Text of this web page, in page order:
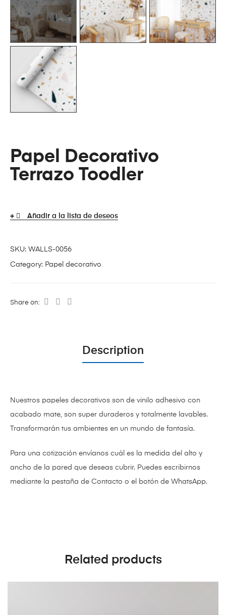
Papel Decorativo
Terrazo Toodler
Añadir a la lista de deseos
SKU: WALLS-0056
Category: Papel decorativo
Share on:
Description
Nuestros papeles decorativos son de vinilo adhesivo con
acabado mate, son super duraderos y totalmente lavables.
Transformarán tus ambientes en un mundo de fantasía.
Para una cotización envíanos cuál es la medida del alto y
ancho de la pared que deseas cubrir. Puedes escribirnos
mediante la pestaña de Contacto o el botón de WhatsApp.
Related products